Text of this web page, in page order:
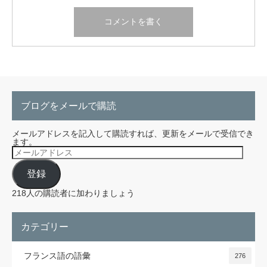
ブログをメールで購読
メールアドレスを記入して購読すれば、更新をメールで受信でき
ます。
メ
ー
ル
ア
ド
レ
登録
218人の購読者に加わりましょう
カテゴリー
フランス語の語彙 276